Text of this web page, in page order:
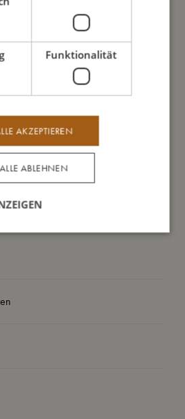
immer im Schatten liegend
nicht ausleiern
Polyester, 16% Spandex
in der Maschine
80-92 (1-2 Jahre) und 98-104
Funktionalität
AKZEPTIEREN
ALLE ABLEHNEN